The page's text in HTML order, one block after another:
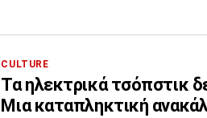
CULTURE
Τα ηλεκτρικά τσόπστικ
Μια καταπληκτική